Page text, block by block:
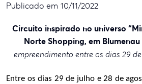
Publicado em 10/11/2022
Circuito inspirado no universo
Norte Shopping, em Blumenau
empreendimento entre os dias 29
Entre os dias 29 de julho e 28 de